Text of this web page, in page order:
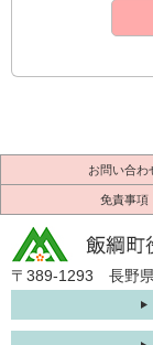
お問い合わ
免責事項
〒389-1293 長野県